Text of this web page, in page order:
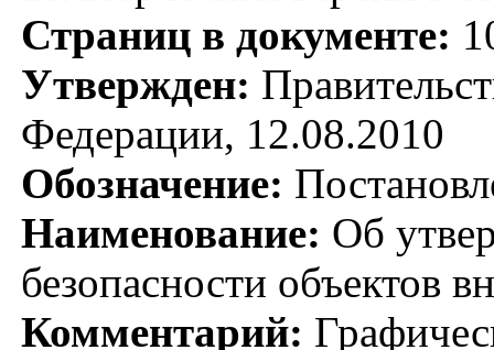
Страниц в документе:
Утвержден:
Федерации, 12.08.2010
Обозначение:
Наименование: Об
безопасности объектов
Комментарий: